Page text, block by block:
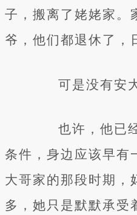
子，搬离了姥姥家。
爷，他们都退休了，
可是没有安大
也许，他已经
条件，身边应该早有
大哥家的那段时期，
多，她只是默默承受